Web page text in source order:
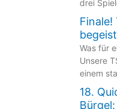
drei
Finale!
Was für
Unsere
einem
18.